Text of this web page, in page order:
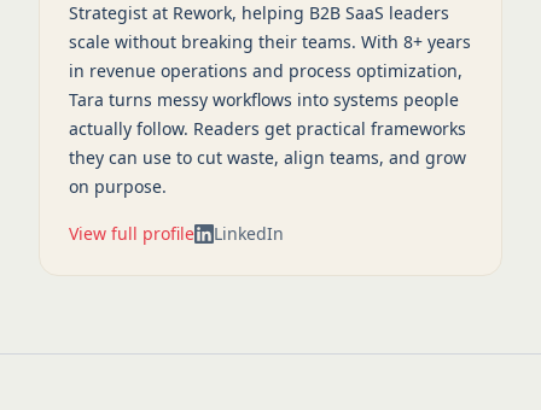
Strategist at Rework, helping B2B SaaS leaders
scale without breaking their teams. With 8+ years
in revenue operations and process optimization,
Tara turns messy workflows into systems people
actually follow. Readers get practical frameworks
they can use to cut waste, align teams, and grow
on purpose.
View full profile LinkedIn